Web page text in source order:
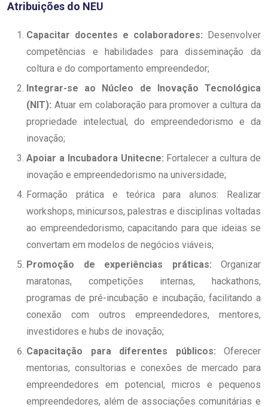
Atribuições do NEU
Capacitar docentes e colaboradores: Desenvolver
competências e habilidades para disseminação da
coltura e do comportamento empreendedor;
Integrar-se ao Núcleo de Inovação Tecnológica
(NIT): Atuar em colaboração para promover a cultura da
propriedade intelectual, do empreendedorismo e da
inovação;
Apoiar a Incubadora Unitecne: Fortalecer a cultura de
inovação e empreendedorismo na universidade;
Formação prática e teórica para alunos: Realizar
workshops, minicursos, palestras e disciplinas voltadas
ao empreendedorismo, capacitando para que ideias se
convertam em modelos de negócios viáveis;
Promoção de experiências práticas: Organizar
maratonas, competições internas, hackathons,
programas de pré-incubação e incubação, facilitando a
conexão com outros empreendedores, mentores,
investidores e hubs de inovação;
Capacitação para diferentes públicos: Oferecer
mentorias, consultorias e conexões de mercado para
empreendedores em potencial, micros e pequenos
empreendedores, além de associações comunitárias e